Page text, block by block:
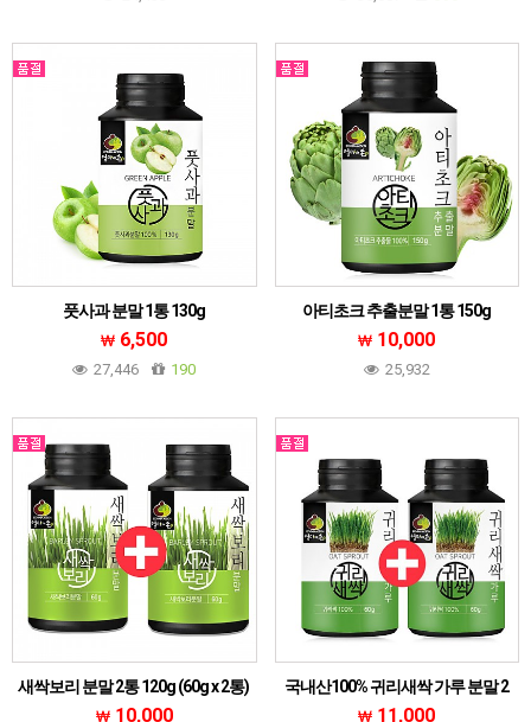
풋사과 분말 1통 130g
6,500
27,446 190
아티초크 추출분말 1통 150g
10,000
25,932
새싹보리 분말 2통 120g (60g x 2통)
10,000
국내산100% 귀리새싹 가루 분말 2
통 120g (60g x 2통)
11,000